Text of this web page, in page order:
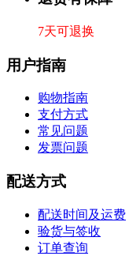
7天可退换
用户指南
购物指南
支付方式
常见问题
发票问题
配送方式
配送时间及运费
验货与签收
订单查询